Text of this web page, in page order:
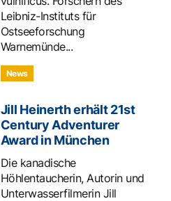
Leibniz-Instituts für
Ostseeforschung
Warnemünde...
News
Jill Heinerth erhält 21st
Century Adventurer
Award in München
Die kanadische
Höhlentaucherin, Autorin und
Unterwasserfilmerin Jill